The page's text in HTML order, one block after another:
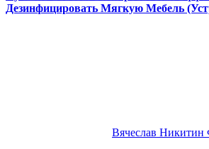
Дезинфицировать Мягкую Мебель
Вячеслав Никитин